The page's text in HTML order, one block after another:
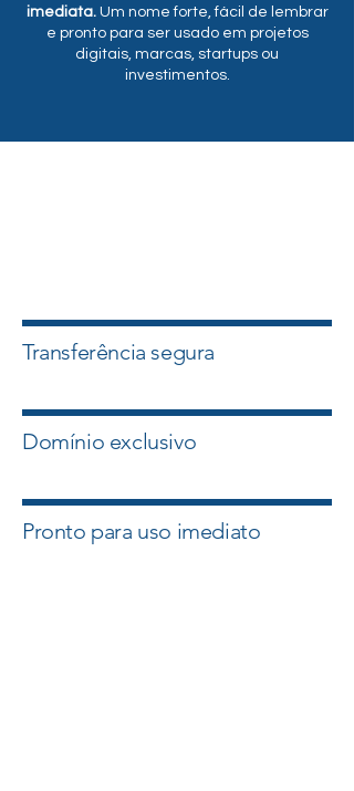
imediata. Um nome forte, fácil de lembrar
e pronto para ser usado em projetos
digitais, marcas, startups ou
investimentos.
Transferência segura
Domínio exclusivo
Pronto para uso imediato